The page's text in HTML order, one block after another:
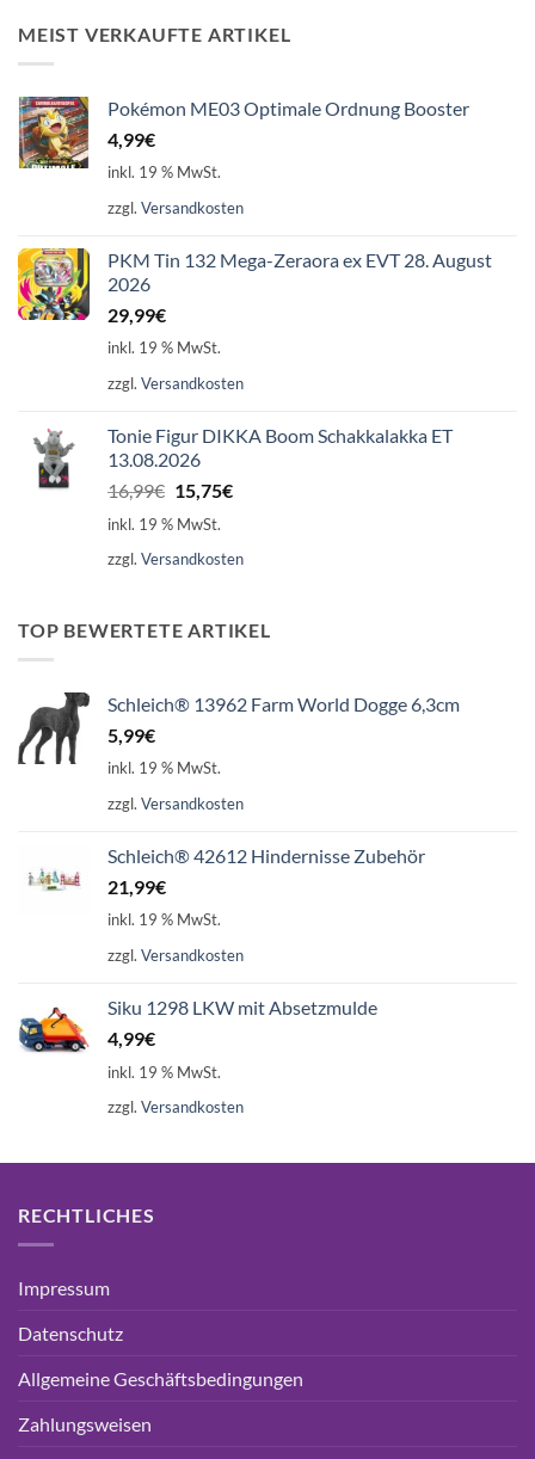
MEIST VERKAUFTE ARTIKEL
Pokémon ME03 Optimale Ordnung Booster
4,99€
inkl. 19 % MwSt.
zzgl. Versandkosten
PKM Tin 132 Mega-Zeraora ex EVT 28. August
2026
29,99€
inkl. 19 % MwSt.
zzgl. Versandkosten
Tonie Figur DIKKA Boom Schakkalakka ET
13.08.2026
16,99€ Ursprünglicher
Preis
16,99€
15,75€Aktueller
15,75€.
inkl. 19 % MwSt.
zzgl. Versandkosten
TOP BEWERTETE ARTIKEL
Schleich® 13962 Farm World Dogge 6,3cm
5,99€
inkl. 19 % MwSt.
zzgl. Versandkosten
Schleich® 42612 Hindernisse Zubehör
21,99€
inkl. 19 % MwSt.
zzgl. Versandkosten
Siku 1298 LKW mit Absetzmulde
4,99€
inkl. 19 % MwSt.
zzgl. Versandkosten
RECHTLICHES
Impressum
Datenschutz
Allgemeine Geschäftsbedingungen
Zahlungsweisen